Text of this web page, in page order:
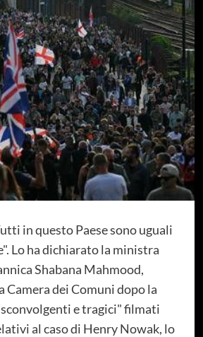
in questo Paese sono uguali
Lo ha dichiarato la ministra
Shabana Mahmood,
Camera dei Comuni dopo la
e tragici" filmati
al caso di Henry Nowak, lo